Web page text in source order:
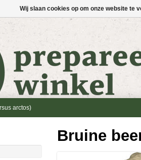
arctos)
Bruine
Wij slaan cookies op om onze website te